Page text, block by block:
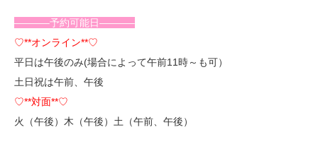
———–予約可能日———–
♡**オンライン**♡
平日は午後のみ(場合によって午前11時～も可）
土日祝は午前、午後
♡**対面**♡
火（午後）木（午後）土（午前、午後）